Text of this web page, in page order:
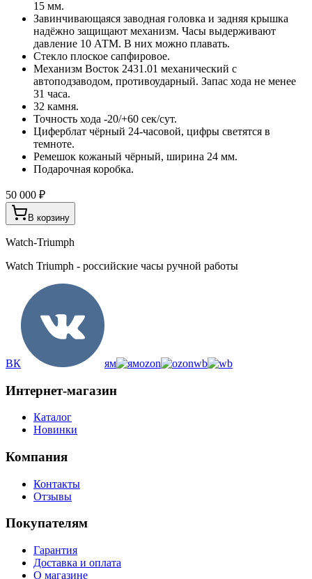
15 мм.
Завинчивающаяся заводная головка и задняя крышка
надёжно защищают механизм. Часы выдерживают
давление 10 АТМ. В них можно плавать.
Стекло плоское сапфировое.
Механизм Восток 2431.01 механический с
автоподзаводом, противоударный. Запас хода не менее
31 часа.
32 камня.
Точность хода -20/+60 сек/сут.
Циферблат чёрный 24-часовой, цифры светятся в
темноте.
Ремешок кожаный чёрный, ширина 24 мм.
Подарочная коробка.
50 000 ₽
В корзину
Watch-Triumph
Watch Triumph - российские часы ручной работы
ВК ям ozon wb
Интернет-магазин
Каталог
Новинки
Компания
Контакты
Отзывы
Покупателям
Гарантия
Доставка и оплата
О магазине